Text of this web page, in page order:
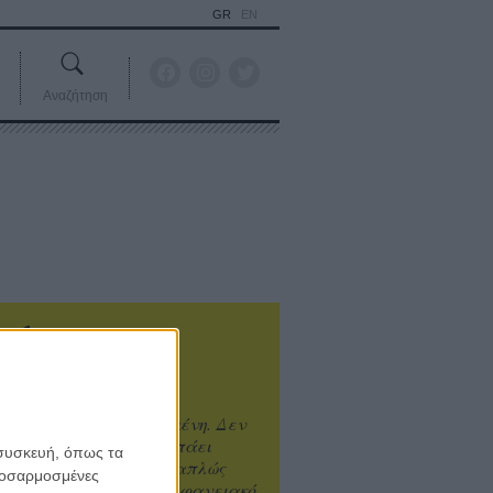
όπως τα
GR EN
Αναζήτηση
είναι υπερτιμημένη. Δεν
καλύτερο, δεν σε πάει
η επιτυχία. Είναι απλώς